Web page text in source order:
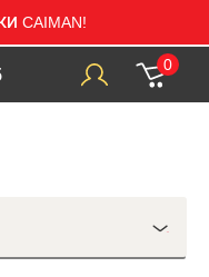
CAIMAN!
0